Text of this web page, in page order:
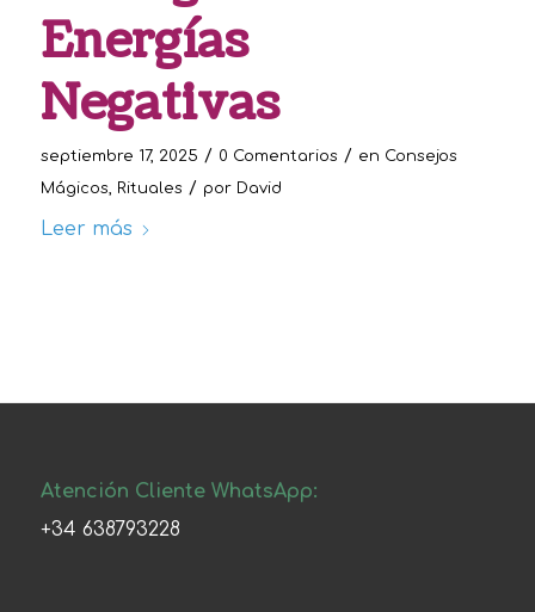
Energías
Negativas
septiembre 17, 2025 / 0 Comentarios / en Consejos
Mágicos
Rituales / por David
Leer más
Atención Cliente WhatsApp:
+34 638793228